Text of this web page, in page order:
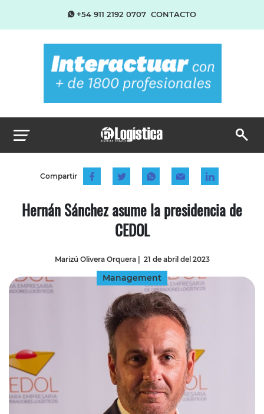
+54 911 2192 0707 CONTACTO
Compartir
Hernán Sánchez asume la presidencia de
CEDOL
Marizú Olivera Orquera| 21 de abril del 2023
Management